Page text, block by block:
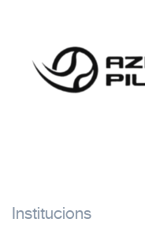
Institucions